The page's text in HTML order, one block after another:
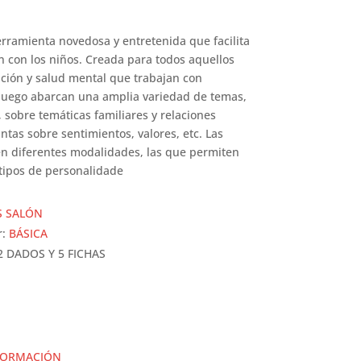
novedosa y entretenida que facilita
con los niños. Creada para todos aquellos
y salud mental que trabajan con
abarcan una amplia variedad de temas,
temáticas familiares y relaciones
sobre sentimientos, valores, etc. Las
diferentes modalidades, las que permiten
de personalidade
SALÓN
BÁSICA
DADOS Y 5 FICHAS